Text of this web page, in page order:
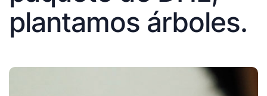
plantamos árboles.